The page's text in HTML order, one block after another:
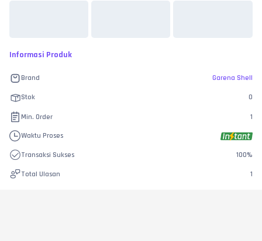
Informasi Produk
Brand Garena Shell
Stok 0
Min. Order 1
Waktu Proses
Transaksi Sukses 100%
Total Ulasan 1